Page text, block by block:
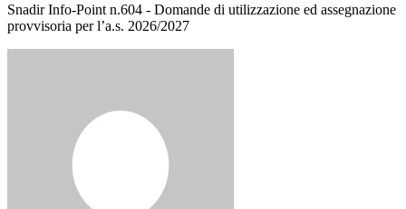
Snadir Info-Point n.604 - Domande di utilizzazione ed assegnazione
provvisoria per l’a.s. 2026/2027